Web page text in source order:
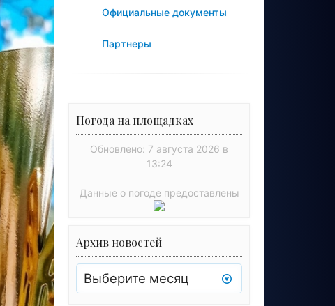
Официальные документы
Партнеры
Погода на площадках
Обновлено: 7 августа 2026 в
13:24
Данные о погоде предоставлены
Архив новостей
Архив
новостей